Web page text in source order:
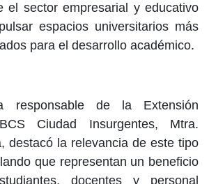
el sector empresarial y educativo
espacios universitarios más
para el desarrollo académico.
responsable de la Extensión
Ciudad Insurgentes, Mtra.
destacó la relevancia de este tipo
que representan un beneficio
docentes y personal